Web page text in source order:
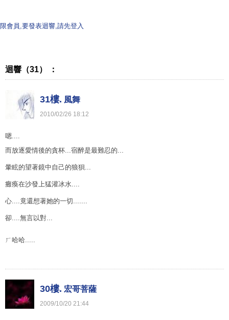
限會員,要發表迴響,請先登入
迴響（31） ：
31樓. 風舞
2010/02/26 18:12
嗯....
而放逐愛情後的貪杯...宿醉是最難忍的...
暈眩的望著鏡中自己的狼狽...
癱瘓在沙發上猛灌冰水....
心....竟還想著她的一切.......
卻....無言以對...
ㄏ哈哈.....
30樓. 宏哥菩薩
2009/10/20 21:44